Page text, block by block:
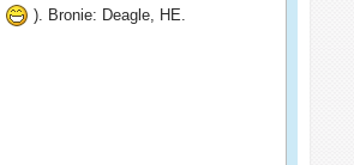
). Bronie: Deagle, HE.